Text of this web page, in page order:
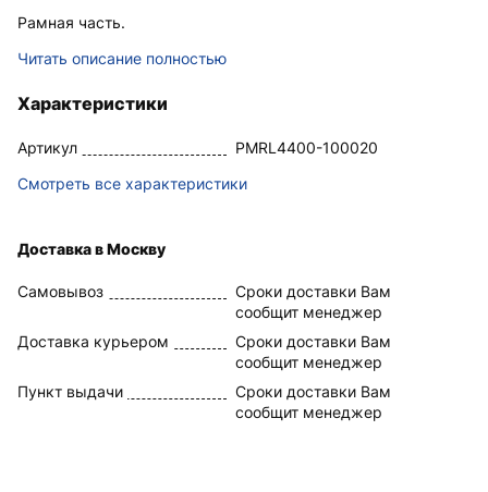
Рамная часть.
Читать описание полностью
Характеристики
Артикул
PMRL4400-100020
Смотреть все характеристики
Доставка в Москву
Самовывоз
Сроки доставки Вам
сообщит менеджер
Доставка курьером
Сроки доставки Вам
сообщит менеджер
Пункт выдачи
Сроки доставки Вам
сообщит менеджер